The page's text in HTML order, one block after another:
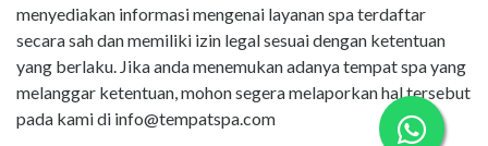
menyediakan informasi mengenai layanan spa terdaftar
secara sah dan memiliki izin legal sesuai dengan ketentuan
yang berlaku. Jika anda menemukan adanya tempat spa yang
melanggar ketentuan, mohon segera melaporkan hal tersebut
pada kami di info@tempatspa.com